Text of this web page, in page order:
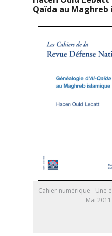
Qaïda au Maghreb
Cahier numérique - Une
Mai